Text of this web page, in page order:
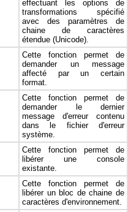
effectuant les options de
transformations spécifié
avec des paramètres de
chaine de caractères
étendue (Unicode).
Cette fonction permet de
demander un message
affecté par un certain
format.
Cette fonction permet de
demander le dernier
message d'erreur contenu
dans le fichier d'erreur
système.
Cette fonction permet de
libérer une console
existante.
Cette fonction permet de
libérer un bloc de chaine de
caractères d'environnement.